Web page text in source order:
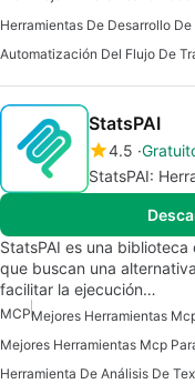
Herramientas De Desarrollo De
StatsPAI
4.5
StatsPAI:
StatsPAI es una
que buscan una
facilitar la ejecución…
MCP
Herramienta De Análisis De